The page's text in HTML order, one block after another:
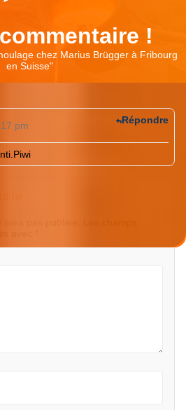
!
chez Marius Brügger à Fribourg
en Suisse"
pm Répondre